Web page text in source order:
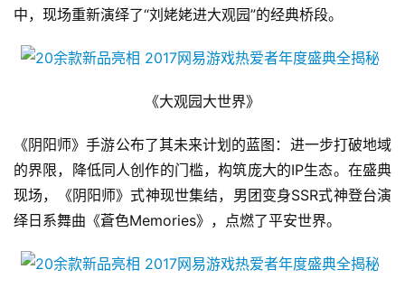
中，现场重新演绎了“刘姥姥进大观园”的经典桥段。
《大观园大世界》
《阴阳师》手游公布了其未来计划的蓝图：进一步打破地域
的界限，降低同人创作的门槛，构筑庞大的IP生态。在盛典
现场，《阴阳师》式神现世集结，男团变身SSR式神登台演
绎日系舞曲《蒼色Memories》，点燃了平安世界。